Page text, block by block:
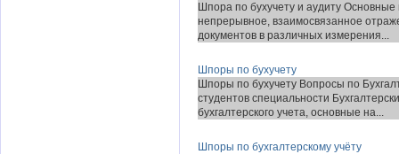
Шпора по бухучету и аудиту
непрерывное, взаимосвязанное
документов в различных измерения...
Шпоры по бухучету
Шпоры по бухучету Вопросы по
студентов специальности
бухгалтерского учета, основные на...
Шпоры по бухгалтерскому учёту